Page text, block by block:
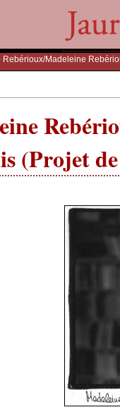
Rebérioux/Madeleine
(Projet